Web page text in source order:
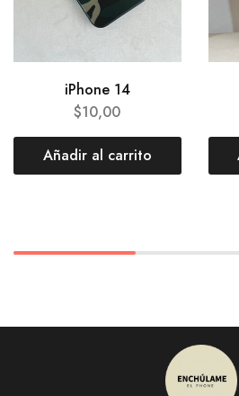
iPhone 14
$10,00
Añadir al carrito